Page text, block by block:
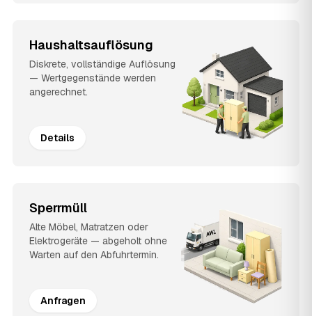
Haushaltsauflösung
Diskrete, vollständige Auflösung
— Wertgegenstände werden
angerechnet.
Details
Sperrmüll
Alte Möbel, Matratzen oder
Elektrogeräte — abgeholt ohne
Warten auf den Abfuhrtermin.
Anfragen